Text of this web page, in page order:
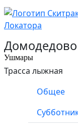
Домодедово
Ушмары
Трасса лыжная
Общее